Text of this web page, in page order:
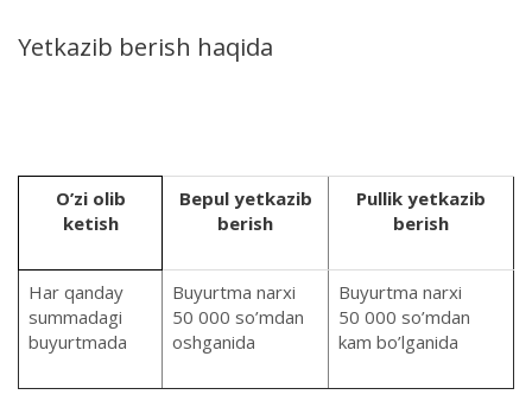
Yetkazib berish haqida
O’zi olib
ketish
Bepul yetkazib
berish
Pullik yetkazib
berish
Har qanday
summadagi
buyurtmada
Buyurtma narxi
50 000 so’mdan
oshganida
Buyurtma narxi
50 000 so’mdan
kam bo’lganida